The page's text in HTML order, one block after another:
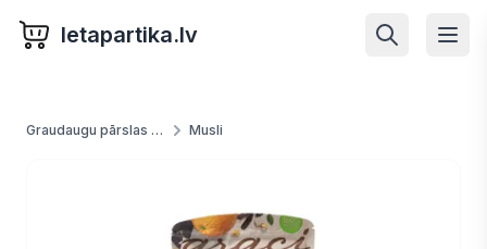
letapartika.lv
Graudaugu pārslas un putras Musli